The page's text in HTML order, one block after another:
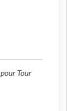
pour Tour